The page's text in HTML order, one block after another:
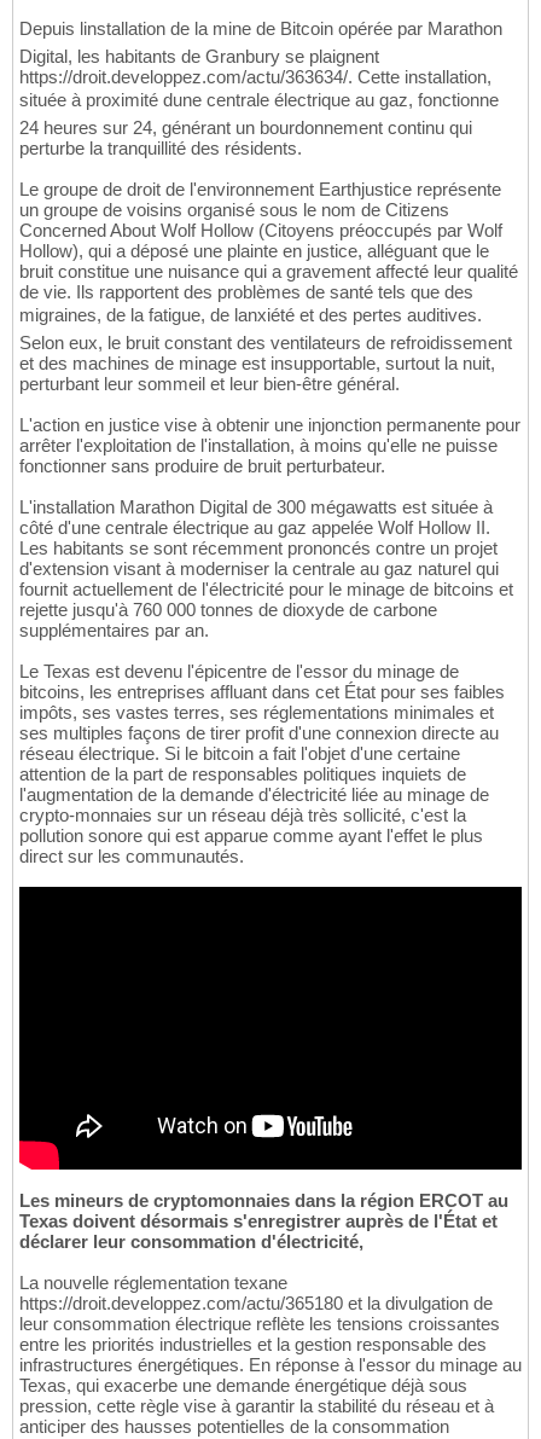
Depuis linstallation de la mine de Bitcoin opérée par Marathon
Digital, les habitants de Granbury se plaignent
https://droit.developpez.com/actu/363634/. Cette installation,
située à proximité dune centrale électrique au gaz, fonctionne
24 heures sur 24, générant un bourdonnement continu qui
perturbe la tranquillité des résidents.
Le groupe de droit de l'environnement Earthjustice représente
un groupe de voisins organisé sous le nom de Citizens
Concerned About Wolf Hollow (Citoyens préoccupés par Wolf
Hollow), qui a déposé une plainte en justice, alléguant que le
bruit constitue une nuisance qui a gravement affecté leur qualité
de vie. Ils rapportent des problèmes de santé tels que des
migraines, de la fatigue, de lanxiété et des pertes auditives.
Selon eux, le bruit constant des ventilateurs de refroidissement
et des machines de minage est insupportable, surtout la nuit,
perturbant leur sommeil et leur bien-être général.
L'action en justice vise à obtenir une injonction permanente pour
arrêter l'exploitation de l'installation, à moins qu'elle ne puisse
fonctionner sans produire de bruit perturbateur.
L'installation Marathon Digital de 300 mégawatts est située à
côté d'une centrale électrique au gaz appelée Wolf Hollow II.
Les habitants se sont récemment prononcés contre un projet
d'extension visant à moderniser la centrale au gaz naturel qui
fournit actuellement de l'électricité pour le minage de bitcoins et
rejette jusqu'à 760 000 tonnes de dioxyde de carbone
supplémentaires par an.
Le Texas est devenu l'épicentre de l'essor du minage de
bitcoins, les entreprises affluant dans cet État pour ses faibles
impôts, ses vastes terres, ses réglementations minimales et
ses multiples façons de tirer profit d'une connexion directe au
réseau électrique. Si le bitcoin a fait l'objet d'une certaine
attention de la part de responsables politiques inquiets de
l'augmentation de la demande d'électricité liée au minage de
crypto-monnaies sur un réseau déjà très sollicité, c'est la
pollution sonore qui est apparue comme ayant l'effet le plus
direct sur les communautés.
Les mineurs de cryptomonnaies dans la région ERCOT au
Texas doivent désormais s'enregistrer auprès de l'État et
déclarer leur consommation d'électricité,
La nouvelle réglementation texane
https://droit.developpez.com/actu/365180 et la divulgation de
leur consommation électrique reflète les tensions croissantes
entre les priorités industrielles et la gestion responsable des
infrastructures énergétiques. En réponse à l'essor du minage au
Texas, qui exacerbe une demande énergétique déjà sous
pression, cette règle vise à garantir la stabilité du réseau et à
anticiper des hausses potentielles de la consommation